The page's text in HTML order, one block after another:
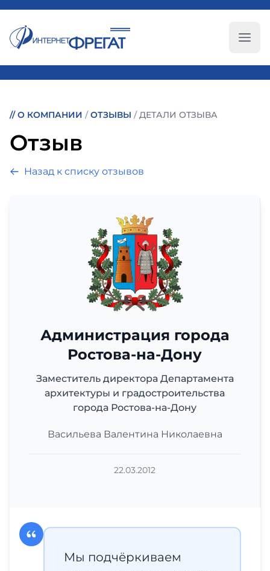
// О КОМПАНИИ / ОТЗЫВЫ / ДЕТАЛИ ОТЗЫВА
Отзыв
Назад к списку отзывов
Администрация города
Ростова-на-Дону
Заместитель директора Департамента
архитектуры и градостроительства
города Ростова-на-Дону
Васильева Валентина Николаевна
22.03.2012
Мы подчёркиваем